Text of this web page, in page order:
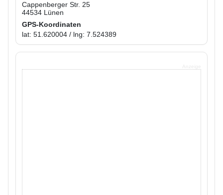
Cappenberger Str. 25
44534 Lünen
GPS-Koordinaten
lat: 51.620004 / lng: 7.524389